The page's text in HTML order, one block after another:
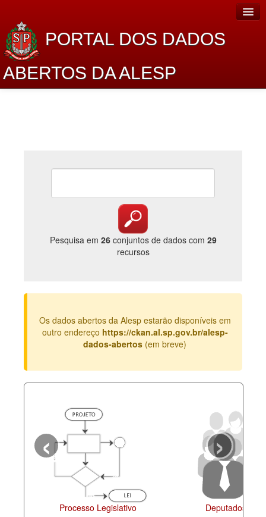
PORTAL DOS DADOS
ABERTOS DA ALESP
Lei de Acesso à Informação
Catálogo de dados
Legislação
Perguntas frequentes
Pesquisa em 26conjuntos de dados com 29
recursos
Os dados abertos da Alesp estarão disponíveis em
outro endereço https://ckan.al.sp.gov.br/alesp-
dados-abertos (em breve)
Processo Legislativo Deputados
‹ ›